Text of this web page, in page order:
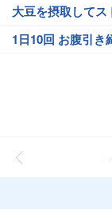
大豆を摂取して
1日10回 お腹引き